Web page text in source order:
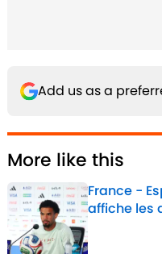
Add us as a
More like this
France -
affiche les